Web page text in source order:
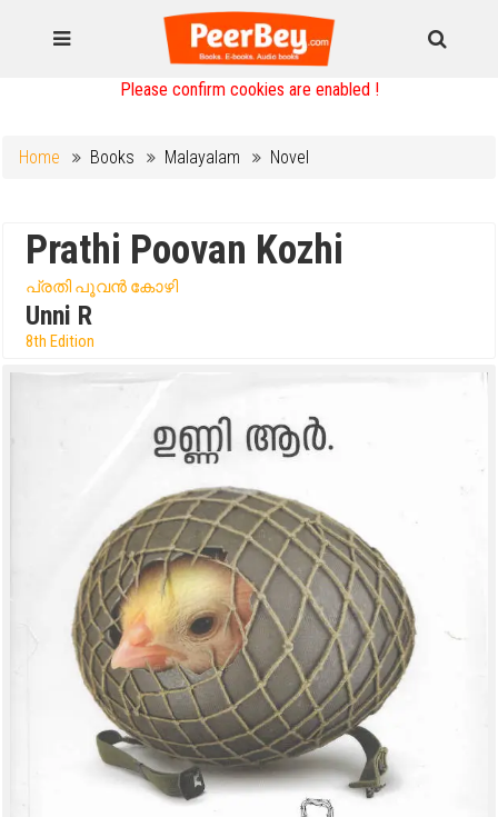
Please confirm cookies are enabled !
Home Books Malayalam Novel
Prathi Poovan Kozhi
പ്രതി പൂവൻ കോഴി
Unni R
8th Edition